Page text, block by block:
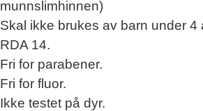
munnslimhinnen)
Skal ikke brukes av barn under 4
RDA 14.
Fri for parabener.
Fri for fluor.
Ikke testet på dyr.